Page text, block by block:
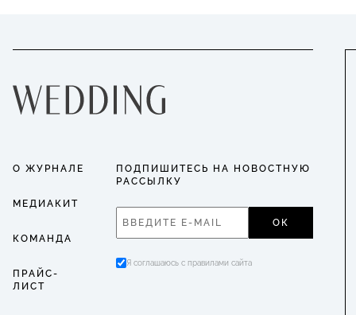
О ЖУРНАЛЕ
МЕДИАКИТ
КОМАНДА
ПРАЙС-
ЛИСТ
ПОДПИШИТЕСЬ НА НОВОСТНУЮ
РАССЫЛКУ
ОК
Я соглашаюсь с правилами сайта